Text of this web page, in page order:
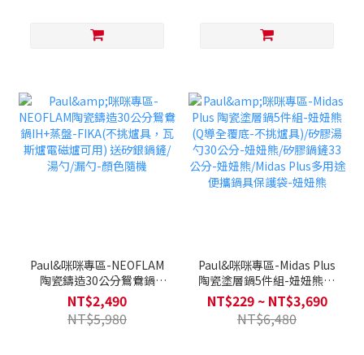
Paul&咪咪專區-NEOFLAM
陶瓷鑄造30公分鴛鴦鍋
IH+蒸盤-FIKA(不挑爐具，
瓦斯爐電磁爐可用) 送矽銀
鍋鏟/湯勺/漏勺-顏色隨機
NT$2,490
NT$5,980
Paul&咪咪專區-Midas Plus
陶瓷塗層鍋5件組-妞妞熊(Q
導全覆底-不挑爐具)/矽膠湯
勺30公分-妞妞熊/矽膠鍋鏟
33公分-妞妞熊/Midas Plus
NT$229 ~ NT$3,690
NT$6,480